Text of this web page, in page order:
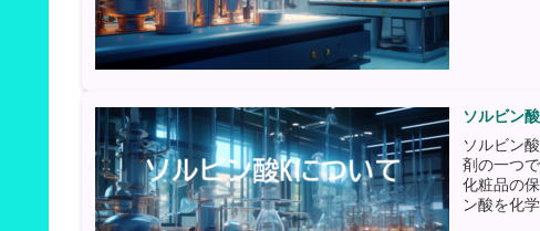
ソルビン
ソルビン
剤の一つ
化粧品の
ン酸を化